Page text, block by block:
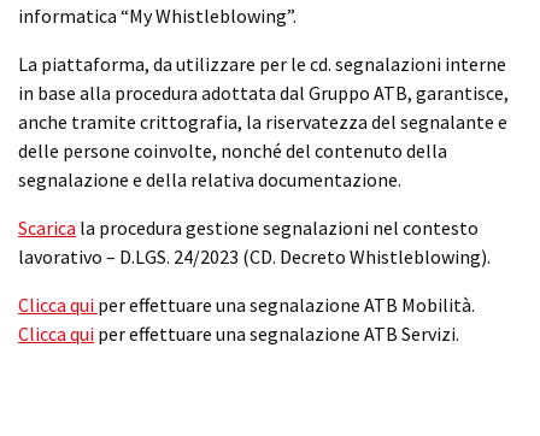
informatica “My Whistleblowing”.
La piattaforma, da utilizzare per le cd. segnalazioni interne
in base alla procedura adottata dal Gruppo ATB, garantisce,
anche tramite crittografia, la riservatezza del segnalante e
delle persone coinvolte, nonché del contenuto della
segnalazione e della relativa documentazione.
Scarica la procedura gestione segnalazioni nel contesto
lavorativo – D.LGS. 24/2023 (CD. Decreto Whistleblowing).
Clicca qui per effettuare una segnalazione ATB Mobilità.
Clicca qui per effettuare una segnalazione ATB Servizi.